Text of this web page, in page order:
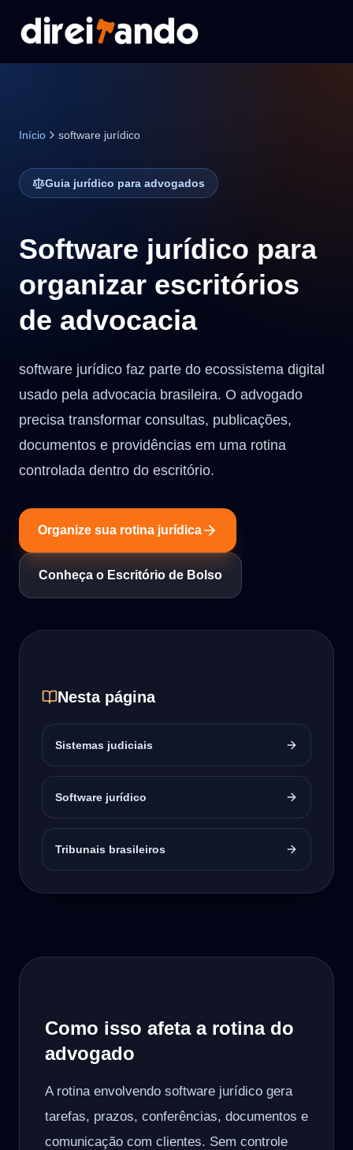
Início software jurídico
Guia jurídico para advogados
Software jurídico para
organizar escritórios
de advocacia
software jurídico faz parte do ecossistema digital
usado pela advocacia brasileira. O advogado
precisa transformar consultas, publicações,
documentos e providências em uma rotina
controlada dentro do escritório.
Organize sua rotina jurídica
Conheça o Escritório de Bolso
Nesta página
Sistemas judiciais
Software jurídico
Tribunais brasileiros
Como isso afeta a rotina do
advogado
A rotina envolvendo software jurídico gera
tarefas, prazos, conferências, documentos e
comunicação com clientes. Sem controle